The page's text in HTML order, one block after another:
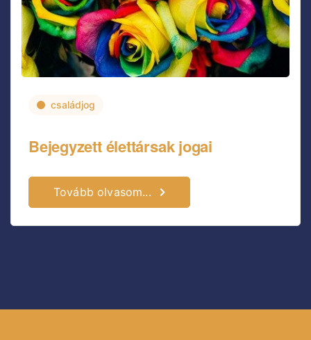
családjog
Bejegyzett élettársak jogai
Tovább olvasom...